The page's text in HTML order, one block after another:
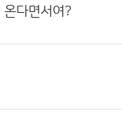
다면서여?